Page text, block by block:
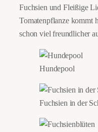
Fuchsien und Fleißige
Tomatenpflanze kommt
schon viel freundlicher
Hundepool
Fuchsien in der